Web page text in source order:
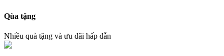
Qùa tặng
Nhiều quà tặng và ưu đãi hấp dẫn